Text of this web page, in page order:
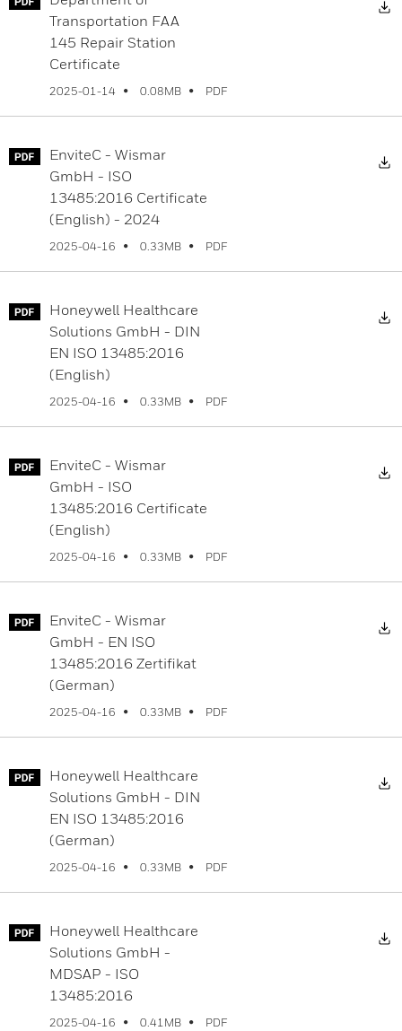
Transportation FAA
145 Repair Station
Certificate
2025-01-14 0.08MB PDF
EnviteC - Wismar
GmbH - ISO
13485:2016 Certificate
(English) - 2024
2025-04-16 0.33MB PDF
Honeywell Healthcare
Solutions GmbH - DIN
EN ISO 13485:2016
(English)
2025-04-16 0.33MB PDF
EnviteC - Wismar
GmbH - ISO
13485:2016 Certificate
(English)
2025-04-16 0.33MB PDF
EnviteC - Wismar
GmbH - EN ISO
13485:2016 Zertifikat
(German)
2025-04-16 0.33MB PDF
Honeywell Healthcare
Solutions GmbH - DIN
EN ISO 13485:2016
(German)
2025-04-16 0.33MB PDF
Honeywell Healthcare
Solutions GmbH -
MDSAP - ISO
13485:2016
2025-04-16 0.41MB PDF